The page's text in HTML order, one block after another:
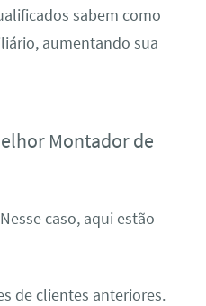
sabem como
aumentando sua
Montador de
caso, aqui estão
de clientes anteriores.